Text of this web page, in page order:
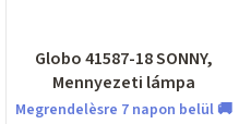
Globo 41587-18 SONNY,
Mennyezeti lámpa
Megrendelèsre 7 napon belül 🚚